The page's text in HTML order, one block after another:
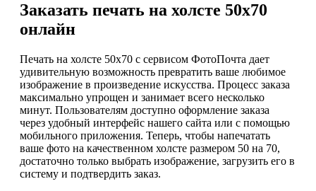
Заказать печать на холсте 50х70
онлайн
Печать на холсте 50х70 с сервисом ФотоПочта дает
удивительную возможность превратить ваше любимое
изображение в произведение искусства. Процесс заказа
максимально упрощен и занимает всего несколько
минут. Пользователям доступно оформление заказа
через удобный интерфейс нашего сайта или с помощью
мобильного приложения. Теперь, чтобы напечатать
ваше фото на качественном холсте размером 50 на 70,
достаточно только выбрать изображение, загрузить его в
систему и подтвердить заказ.